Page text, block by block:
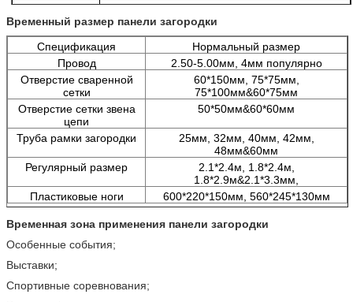
Поверхностное
покрытие
Горяч-окунутый гальванизированный или
электрический гальванизировать, покрытый
ПВК
Часть
Панель сваренной сетки, квадратные рамки
трубки, пластиковые ноги струбцины,
СтайСуппорт
Временный размер панели загородки
Спецификация
Нормальный размер
Провод
2.50-5.00мм, 4мм популярно
Отверстие сваренной
сетки
60*150мм, 75*75мм,
75*100мм&60*75мм
Отверстие сетки звена
цепи
50*50мм&60*60мм
Труба рамки загородки
25мм, 32мм, 40мм, 42мм,
48мм&60мм
Регулярный размер
2.1*2.4м, 1.8*2.4м,
1.8*2.9м&2.1*3.3мм,
Пластиковые ноги
600*220*150мм, 560*245*130мм
Временная зона применения панели загородки
Особенные события;
Выставки;
Спортивные соревнования;